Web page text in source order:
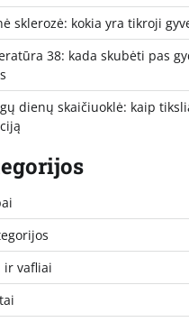
sklerozė: kokia yra tikroji
38: kada skubėti pas
dienų skaičiuoklė: kaip
ir vafliai